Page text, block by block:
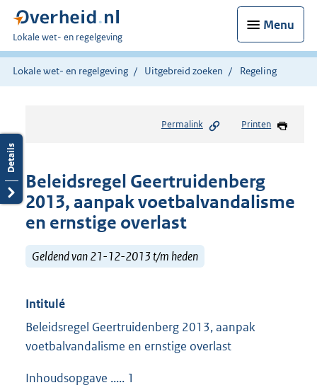
Menu
U
bent
hier:
Lokale wet- en regelgeving
Lokale wet- en regelgeving Uitgebreid zoeken Regeling
Permalink Printen
Beleidsregel Geertruidenberg
2013, aanpak voetbalvandalisme
en ernstige overlast
Geldend van 21-12-2013 t/m heden
Intitulé
Beleidsregel Geertruidenberg 2013, aanpak
voetbalvandalisme en ernstige overlast
Inhoudsopgave ..... 1